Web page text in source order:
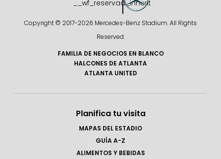
Copyright © 2017-2026 Mercedes-Benz Stadium. All Rights
Reserved.
FAMILIA DE NEGOCIOS EN BLANCO
HALCONES DE ATLANTA
ATLANTA UNITED
Planifica tu visita
MAPAS DEL ESTADIO
GUÍA A-Z
ALIMENTOS Y BEBIDAS